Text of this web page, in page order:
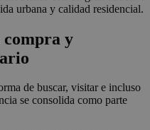
urbana y calidad residencial.
y
de buscar, visitar e incluso
se consolida como parte